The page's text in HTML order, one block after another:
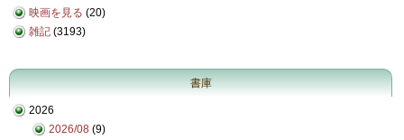
映画を見る (20)
雑記 (3193)
書庫
2026
2026/08 (9)